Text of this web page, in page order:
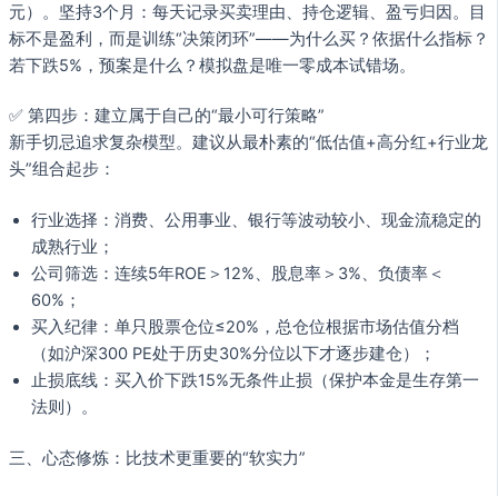
元）。坚持3个月：每天记录买卖理由、持仓逻辑、盈亏归因。目
标不是盈利，而是训练“决策闭环”——为什么买？依据什么指标？
若下跌5%，预案是什么？模拟盘是唯一零成本试错场。
✅ 第四步：建立属于自己的“最小可行策略”
新手切忌追求复杂模型。建议从最朴素的“低估值+高分红+行业龙
头”组合起步：
行业选择：消费、公用事业、银行等波动较小、现金流稳定的
成熟行业；
公司筛选：连续5年ROE＞12%、股息率＞3%、负债率＜
60%；
买入纪律：单只股票仓位≤20%，总仓位根据市场估值分档
（如沪深300 PE处于历史30%分位以下才逐步建仓）；
止损底线：买入价下跌15%无条件止损（保护本金是生存第一
法则）。
三、心态修炼：比技术更重要的“软实力”